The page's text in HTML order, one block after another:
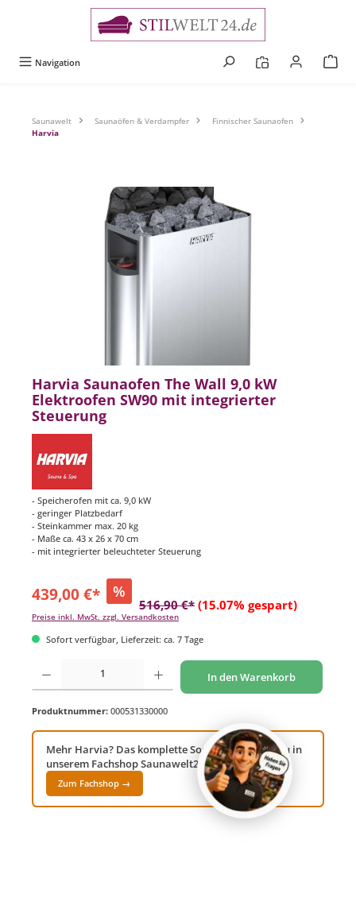
Navigation
Saunawelt Saunaöfen & Verdampfer
Finnischer Saunaofen
Harvia
Bildergalerie überspringen
Harvia Saunaofen The Wall 9,0 kW
Elektroofen SW90 mit integrierter
Steuerung
- Speicherofen mit ca. 9,0 kW
- geringer Platzbedarf
- Steinkammer max. 20 kg
- Maße ca. 43 x 26 x 70 cm
- mit integrierter beleuchteter Steuerung
439,00 €* %
516,90 €* (15.07% gespart)
Preise inkl. MwSt. zzgl. Versandkosten
Sofort verfügbar, Lieferzeit: ca. 7 Tage
Produkt Anzahl: Gib den gewünschten Wert ein oder benutze die Schaltflächen um
In den Warenkorb
Produktnummer: 000531330000
Mehr Harvia? Das komplette Sortiment findest du in
unserem Fachshop Saunawelt24!
Zum Fachshop →